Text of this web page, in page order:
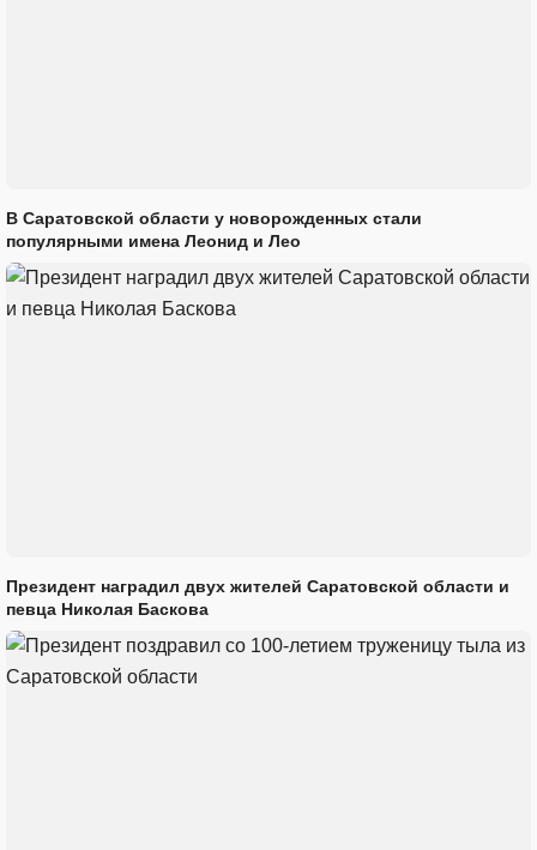
В Саратовской области у новорожденных стали
популярными имена Леонид и Лео
Президент наградил двух жителей Саратовской области и
певца Николая Баскова